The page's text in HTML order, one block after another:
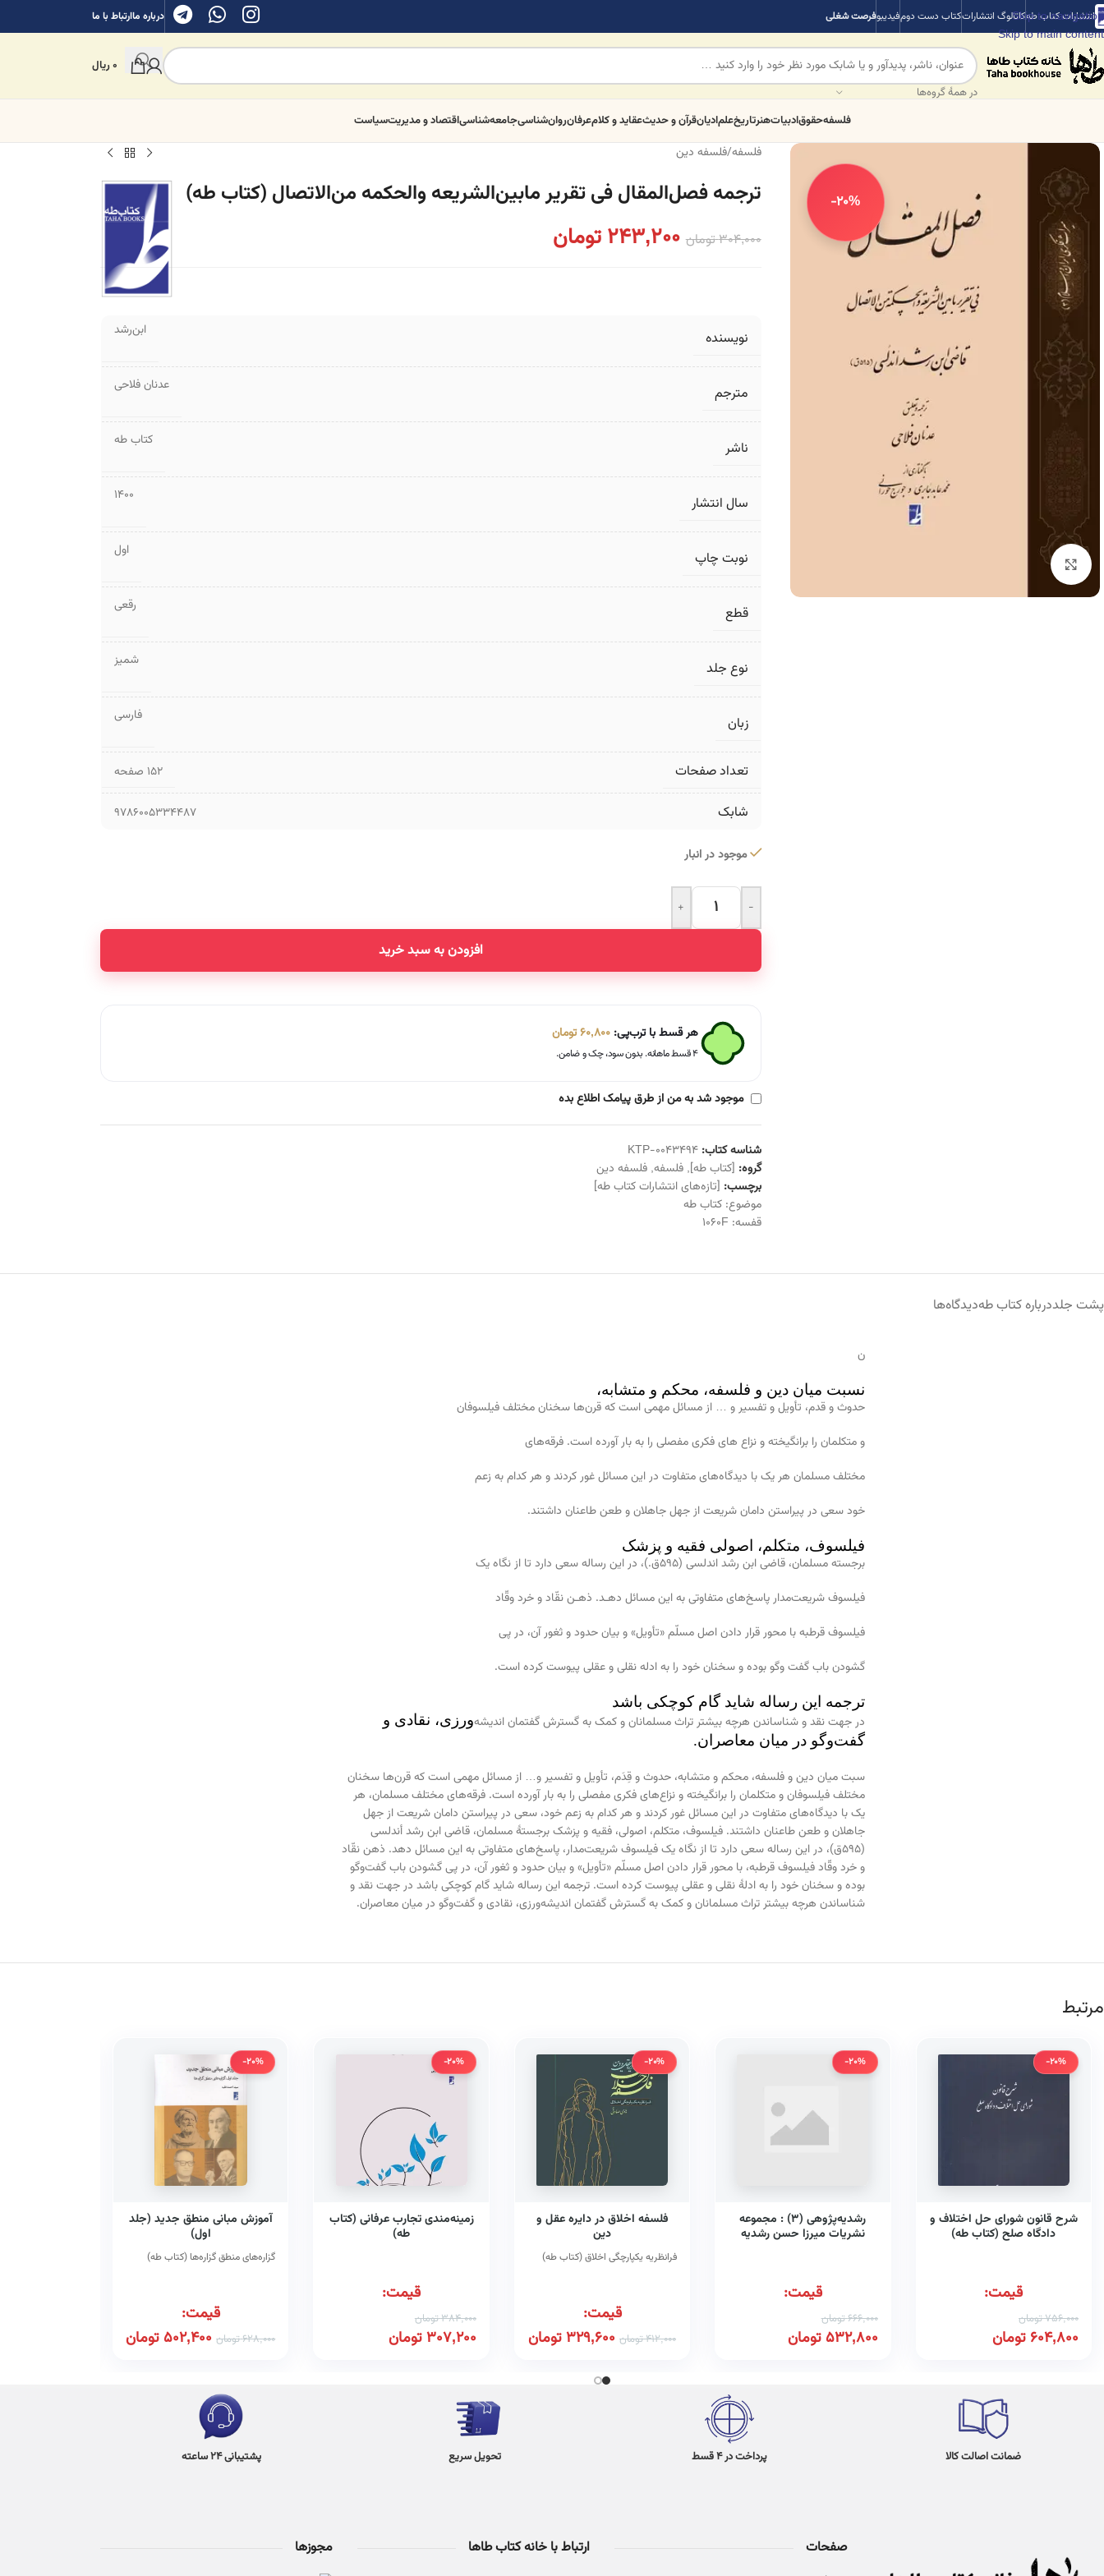
Skip to navigation
Skip to main content
انتشارات کتاب طهکاتالوگ انتشاراتکتاب دست دومفیدیبوفرصت شغلی درباره ماارتباط با ما
در همهٔ گروه‌ها
0ریال
فلسفهحقوقادبیاتهنرتاریخعلمادیانقرآن و حدیثعقاید و کلامعرفانروان‌شناسیجامعه‌شناسیاقتصاد و مدیریتسیاست
-20%
برای بزرگنمایی کلیک کنید
فلسفه/فلسفه دین
ترجمه فصل‌المقال فی تقریر مابین‌الشریعه والحکمه من‌الاتصال (کتاب طه)
304,000تومان 243,200 تومان
نویسنده ابن‌رشد
مترجم عدنان فلاحی
ناشر کتاب طه
سال انتشار 1400
نوبت چاپ اول
قطع رقعی
نوع جلد شمیز
زبان فارسی
تعداد صفحات ۱۵۲ صفحه
شابک 9786005334487
موجود در انبار
-
+
افزودن به سبد خرید
Alternative:
هر قسط با ترب‌پی:60,800تومان
۴ قسط ماهانه. بدون سود، چک و ضامن.
موجود شد به من از طرق پیامک اطلاع بده
شناسه کتاب:KTP-0043494
گروه: [کتاب طه], فلسفه, فلسفه دین
برچسب: [تازه‌های انتشارات کتاب طه]
موضوع:کتاب طه
قفسه: 1060F
پشت جلددرباره کتاب طهدیدگاه‌ها
ن
نسبت میان دین و فلسفه، محکم و متشابه،
حدوث و قدم، تأویل و تفسیر و … از مسائل مهمی است که قرن‌ها سخنان مختلف فیلسوفان
و متکلمان را برانگیخته و نزاع های فکری مفصلی را به بار آورده است. فرقه‌های
مختلف مسلمان هر یک با دیدگاه‌های متفاوت در این مسائل غور کردند و هر کدام به زعم
خود سعی در پیراستن دامان شریعت از جهل جاهلان و طعن طاعنان داشتند.
فیلسوف، متکلم، اصولی فقیه و پزشک
برجسته مسلمان، قاضی ابن رشد اندلسی (۵۹۵ق.)، در این رساله سعی دارد تا از نگاه یک
فیلسوف شریعت‌مدار پاسخ‌های متفاوتی به این مسائل دهـد. ذهـن نقّاد و خرد وقّاد
فیلسوف قرطبه با محور قرار دادن اصل مسلّم «تأویل» و بیان حدود و ثغور آن، در پی
گشودن باب گفت وگو بوده و سخنان خود را به ادله نقلی و عقلی پیوست کرده است.
ترجمه این رساله شاید گام کوچکی باشد
در جهت نقد و شناساندن هرچه بیشتر تراث مسلمانان و کمک به گسترش گفتمان اندیشهورزی، نقادی و
گفت‌وگو در میان معاصران.
سبت میان دین و فلسفه، محکم و متشابه، حدوث و قِدَم، تأویل و تفسیر و… از مسائل مهمی است که قرن‌ها سخنان
مختلف فیلسوفان و متکلمان را برانگیخته و نزاع‌های فکری مفصلی را به بار آورده است. فرقه‌های مختلف مسلمان، هر
یک با دیدگاه‌های متفاوت در این مسائل غور کردند و هر کدام به زعم خود، سعی در پیراستن دامان شریعت از جهل
جاهلان و طعن طاعنان داشتند. فیلسوف، متکلم، اصولی، فقیه و پزشک برجستهٔ مسلمان، قاضی ابن رشد أندلسی
(۵۹۵ق)، در این رساله سعی دارد تا از نگاه یک فیلسوف شریعت‌مدار، پاسخ‌های متفاوتی به این مسائل دهد. ذهن نقّاد
و خرد وقّاد فیلسوف قرطبه، با محور قرار دادن اصل مسلّم «تأویل» و بیان حدود و ثغور آن، در پی گشودن باب گفت‌وگو
بوده و سخنان خود را به ادلهٔ نقلی و عقلی پیوست کرده است. ترجمه این رساله شاید گام کوچکی باشد در جهت نقد و
شناساندن هرچه بیشتر تراث مسلمانان و کمک به گسترش گفتمان اندیشه‌ورزی، نقادی و گفت‌وگو در میان معاصران.
مرتبط
-20%
شرح قانون شورای حل اختلاف و
دادگاه صلح (کتاب طه)
قیمت:
756,000تومان
604,800 تومان
-20%
رشدیه‌پژوهی (۳) : مجموعه
نشریات میرزا حسن رشدیه
قیمت:
666,000تومان
532,800 تومان
-20%
فلسفه اخلاق در دایره عقل و
دین
فرانظریه یکپارچگی اخلاق (کتاب طه)
قیمت:
412,000تومان 329,600تومان
-20%
زمینه‌مندی تجارب عرفانی (کتاب
طه)
قیمت:
384,000تومان
307,200تومان
-20%
آموزش مبانی منطق جدید (جلد
اول)
گزاره‌های منطق گزاره‌ها (کتاب طه)
قیمت:
628,000تومان 502,400 تومان
ضمانت اصالت کالا پرداخت در 4 قسط تحویل سریع پشتیبانی 24 ساعته
صفحات ارتباط با خانه کتاب طاها مجوزها